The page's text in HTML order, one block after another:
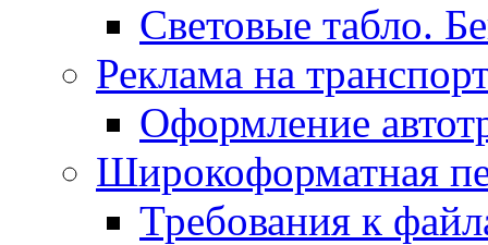
Световые табло.
Реклама на
Оформление
Широкоформатная
Требования к